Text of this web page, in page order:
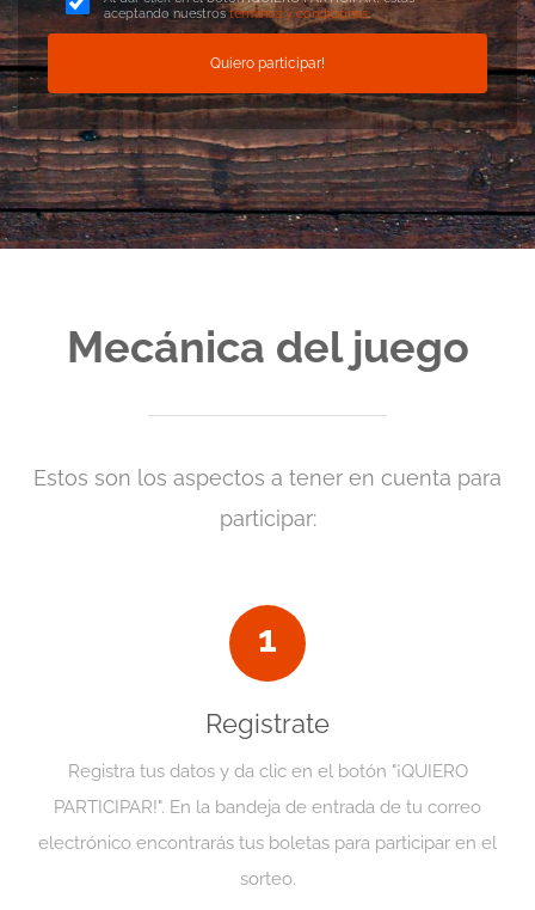
aceptando nuestrostérminos y condiciones.
Quiero participar!
Mecánica del juego
Estos son los aspectos a tener en cuenta para
participar:
1
Registrate
Registra tus datos y da clic en el botón "¡QUIERO
PARTICIPAR!". En la bandeja de entrada de tu correo
electrónico encontrarás tus boletas para participar en el
sorteo.